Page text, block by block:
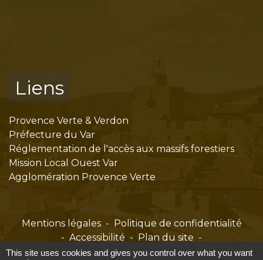
Liens
Provence Verte & Verdon
Préfecture du Var
Réglementation de l'accès aux massifs forestiers
Mission Local Ouest Var
Agglomération Provence Verte
Mentions légales -
Politique de confidentialité
- Accessibilité - Plan du site -
Gestion des cookies
This site uses cookies and gives you control over what you want